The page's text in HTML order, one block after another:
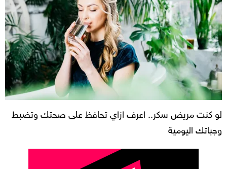
لو كنت مريض سكر.. اعرف ازاي تحافظ على صحتك وتضبط
وجباتك اليومية